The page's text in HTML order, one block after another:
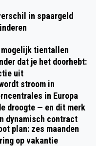
in spaargeld
tientallen
dat je het doorhebt:
uit
stroom in
in Europa
droogte — en dit merk
dynamisch contract
plan: zes maanden
op vakantie